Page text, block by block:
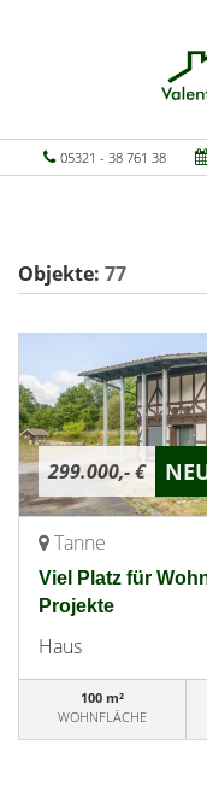
05321 - 38 761 38
Objekte: 77
299.000,- €
Tanne
Viel Platz für
Projekte
Haus
100 m²
WOHNFLÄCHE